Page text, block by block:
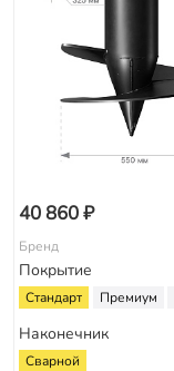
40 860 ₽
Бренд
Покрытие
Стандарт Премиум
Наконечник
Сварной